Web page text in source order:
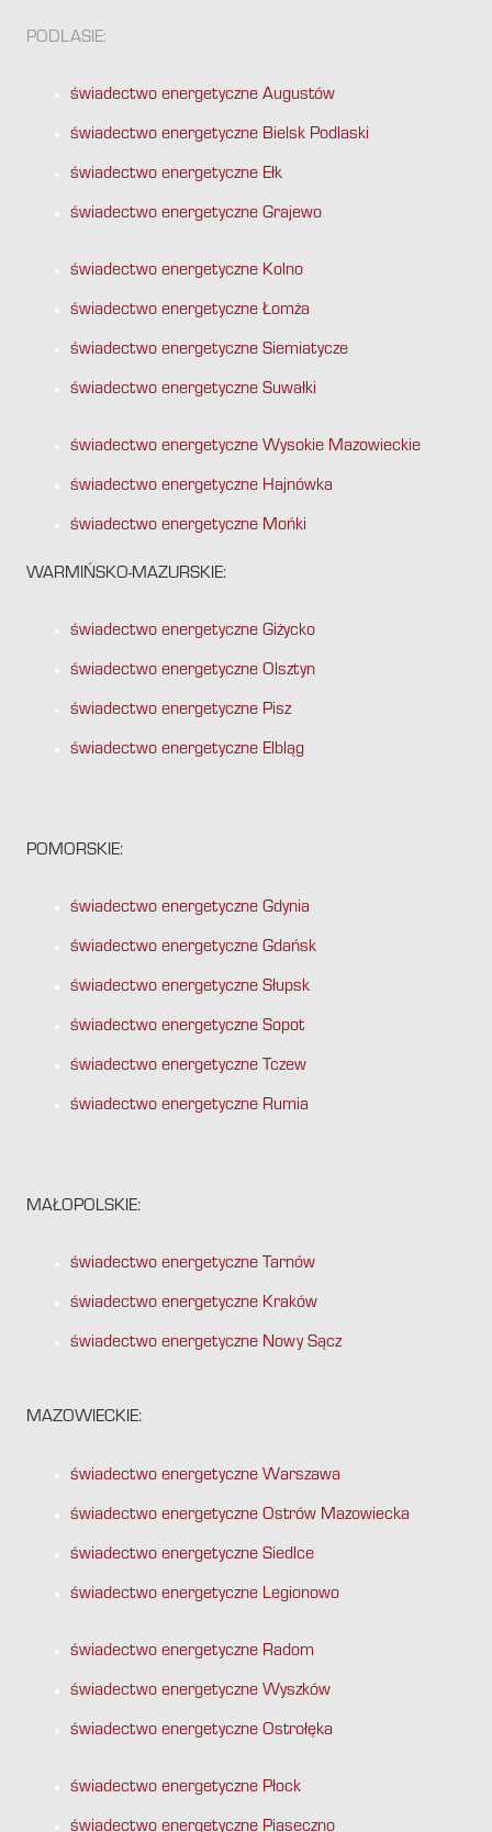
PODLASIE:
świadectwo energetyczne Augustów
świadectwo energetyczne Bielsk Podlaski
świadectwo energetyczne Ełk
świadectwo energetyczne Grajewo
świadectwo energetyczne Kolno
świadectwo energetyczne Łomża
świadectwo energetyczne Siemiatycze
świadectwo energetyczne Suwałki
świadectwo energetyczne Wysokie Mazowieckie
świadectwo energetyczne Hajnówka
świadectwo energetyczne Mońki
WARMIŃSKO-MAZURSKIE:
świadectwo energetyczne Giżycko
świadectwo energetyczne Olsztyn
świadectwo energetyczne Pisz
świadectwo energetyczne Elbląg
POMORSKIE:
świadectwo energetyczne Gdynia
świadectwo energetyczne Gdańsk
świadectwo energetyczne Słupsk
świadectwo energetyczne Sopot
świadectwo energetyczne Tczew
świadectwo energetyczne Rumia
MAŁOPOLSKIE:
świadectwo energetyczne Tarnów
świadectwo energetyczne Kraków
świadectwo energetyczne Nowy Sącz
MAZOWIECKIE:
świadectwo energetyczne Warszawa
świadectwo energetyczne Ostrów Mazowiecka
świadectwo energetyczne Siedlce
świadectwo energetyczne Legionowo
świadectwo energetyczne Radom
świadectwo energetyczne Wyszków
świadectwo energetyczne Ostrołęka
świadectwo energetyczne Płock
świadectwo energetyczne Piaseczno